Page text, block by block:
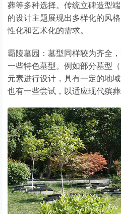
葬等多种选择。传统立碑造型
的设计主题展现出多样化的风
性化和艺术化的需求。
霸陵墓园：墓型同样较为齐全
一些特色墓型。例如部分墓型
元素进行设计，具有一定的地
也有一些尝试，以适应现代殡葬